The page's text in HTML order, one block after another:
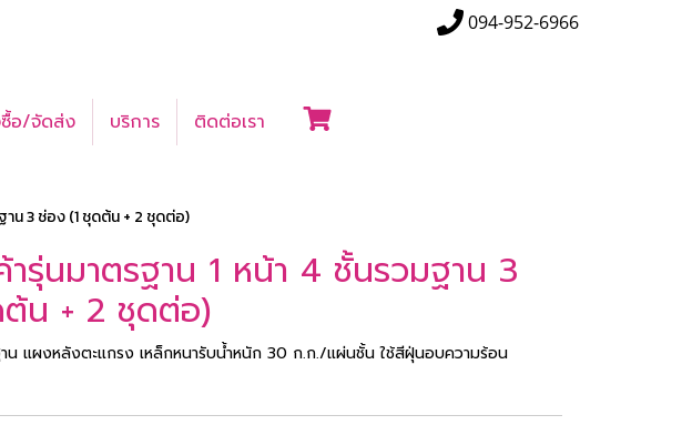
094-952-6966
อ/จัดส่ง บริการ ติดต่อเรา
าน 3 ช่อง (1 ชุดต้น + 2 ชุดต่อ)
รุ่นมาตรฐาน 1 หน้า 4 ชั้นรวมฐาน 3
น + 2 ชุดต่อ)
น แผงหลังตะแกรง เหล็กหนารับน้ำหนัก 30 ก.ก./แผ่นชั้น ใช้สีฝุ่นอบความร้อน